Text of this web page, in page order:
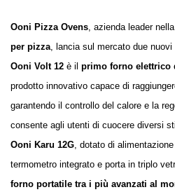
Ooni Pizza Ovens, azienda leader
per pizza, lancia sul mercato due nuovi
Ooni Volt 12 è il primo forno elettrico
prodotto innovativo capace di
garantendo il controllo del calore e la
consente agli utenti di cuocere diversi
Ooni Karu 12G, dotato di
termometro integrato e porta in triplo
forno portatile tra i più avanzati al